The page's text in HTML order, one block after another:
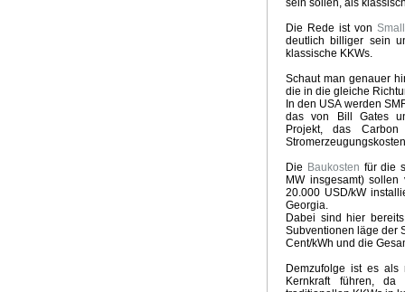
Industriekonspiration Klimakrieger
Traum Energiewende
Kalte
Klimabedrohung CO2
Weltwirtschaft
Klimarepublik Deutschland 2020
Anti Atomrepublik
Überschwemmungen in Australien
2010 Wärmstes
Hart aber Fair Weltuntergang
Die Rede ist von
deutlich billiger sein
klassische KKWs.
Schaut man genauer
die in die gleiche
In den USA werden
das von Bill Gates
Projekt, das
Die Baukosten für die
MW insgesamt)
20.000 USD/kW
Georgia.
Dabei sind hier
Subventionen läge der
Cent/kWh und die
Demzufolge ist es als
Kernkraft führen,